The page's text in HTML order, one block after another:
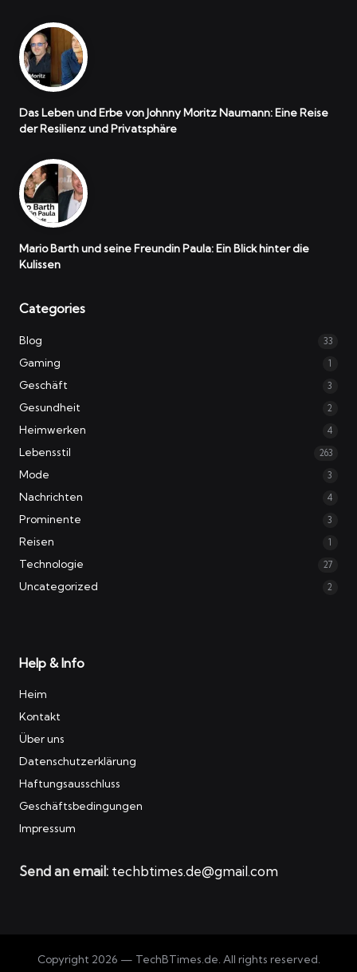
Das Leben und Erbe von Johnny Moritz Naumann: Eine Reise
der Resilienz und Privatsphäre
Mario Barth und seine Freundin Paula: Ein Blick hinter die
Kulissen
Categories
Blog 33
Gaming 1
Geschäft 3
Gesundheit 2
Heimwerken 4
Lebensstil 263
Mode 3
Nachrichten 4
Prominente 3
Reisen 1
Technologie 27
Uncategorized 2
Help & Info
Heim
Kontakt
Über uns
Datenschutzerklärung
Haftungsausschluss
Geschäftsbedingungen
Impressum
Send an email: techbtimes.de@gmail.com
Copyright 2026 — TechBTimes.de. All rights reserved.